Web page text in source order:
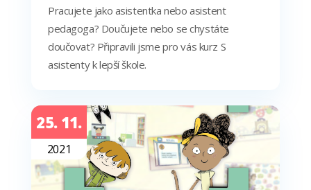
Pracujete jako asistentka nebo asistent
pedagoga? Doučujete nebo se chystáte
doučovat? Připravili jsme pro vás kurz S
asistenty k lepší škole.
25. 11.
2021